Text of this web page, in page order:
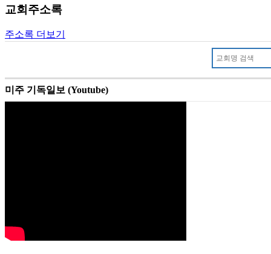
교회주소록
주소록 더보기
미주 기독일보 (Youtube)